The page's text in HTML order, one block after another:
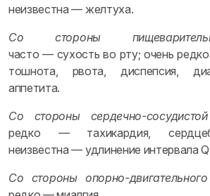
неизвестна — желтуха.
Со стороны
часто — сухость во рту; очень
тошнота, рвота, диспепсия,
аппетита.
Со стороны сердечно-
редко — тахикардия,
неизвестна — удлинение интервала
Со стороны опорно-